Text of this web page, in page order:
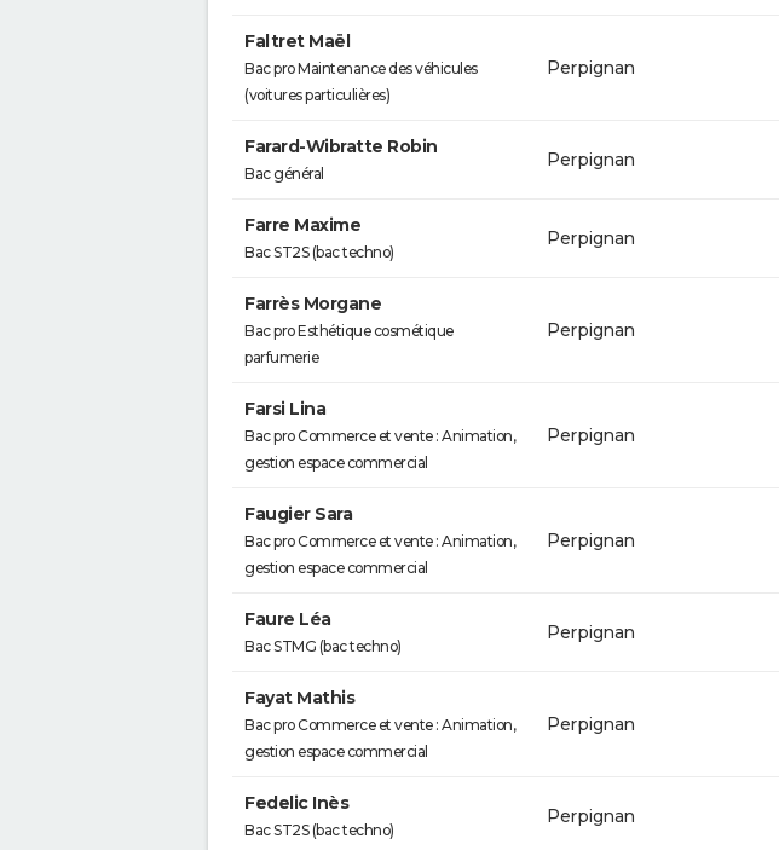
Faltret Maël
Bac pro Maintenance des véhicules
(voitures particulières)
Perpignan
Farard-Wibratte Robin
Bac général
Perpignan
Farre Maxime
Bac ST2S (bac techno)
Perpignan
Farrès Morgane
Bac pro Esthétique cosmétique
parfumerie
Perpignan
Farsi Lina
Bac pro Commerce et vente : Animation,
gestion espace commercial
Perpignan
Faugier Sara
Bac pro Commerce et vente : Animation,
gestion espace commercial
Perpignan
Faure Léa
Bac STMG (bac techno)
Perpignan
Fayat Mathis
Bac pro Commerce et vente : Animation,
gestion espace commercial
Perpignan
Fedelic Inès
Bac ST2S (bac techno)
Perpignan